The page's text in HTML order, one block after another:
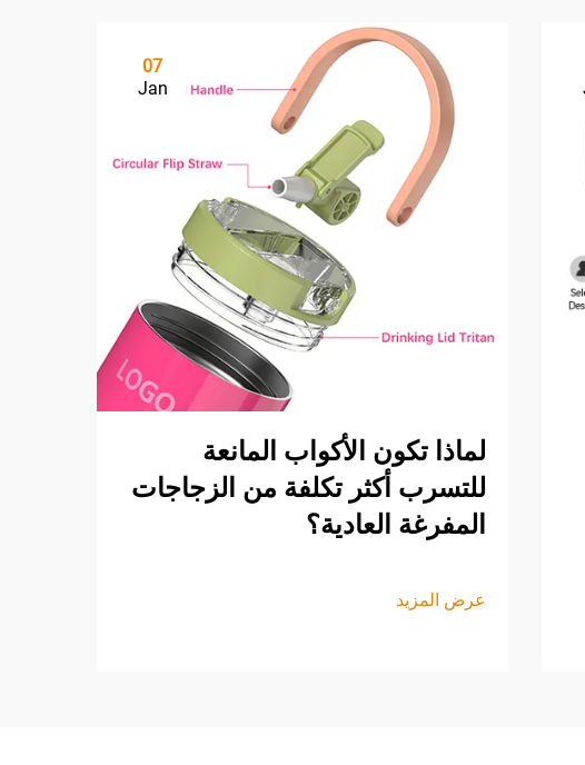
07
Jan
لماذا تكون الأكواب المانعة
للتسرب أكثر تكلفة من الزجاجات
المفرغة العادية؟
عرض المزيد